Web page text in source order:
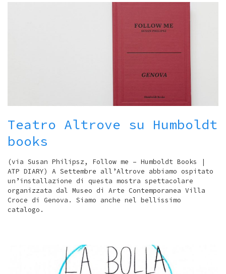
Teatro Altrove su Humboldt
books
(via Susan Philipsz, Follow me – Humboldt Books |
ATP DIARY) A Settembre all’Altrove abbiamo ospitato
un’installazione di questa mostra spettacolare
organizzata dal Museo di Arte Contemporanea Villa
Croce di Genova. Siamo anche nel bellissimo
catalogo.